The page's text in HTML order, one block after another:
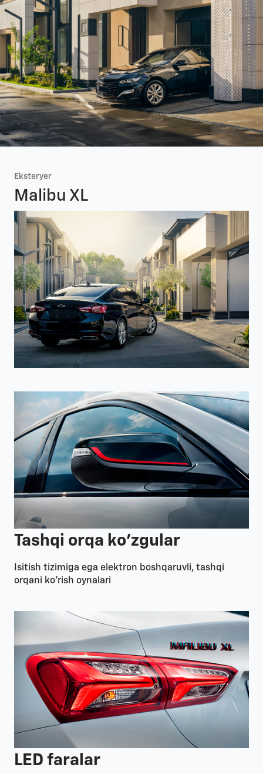
Eksteryer
Malibu XL
Tashqi orqa ko'zgular
Isitish tizimiga ega elektron boshqaruvli, tashqi
orqani ko'rish oynalari
LED faralar